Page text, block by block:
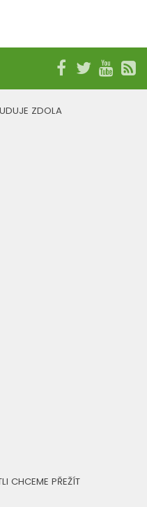
ZDOLA
CHCEME PŘEŽÍT